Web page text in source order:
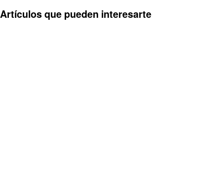
Artículos que pueden interesarte